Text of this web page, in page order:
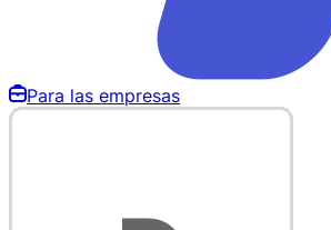
Para las empresas